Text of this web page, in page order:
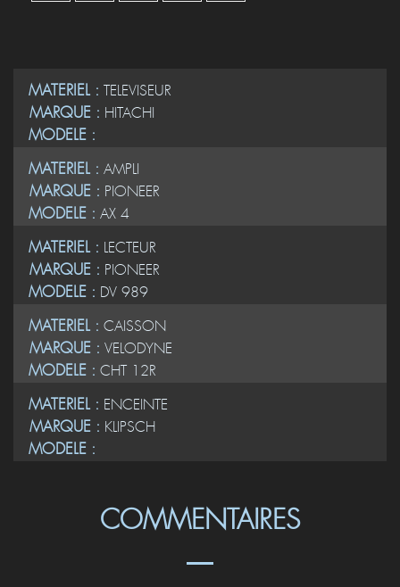
MATERIEL : TELEVISEUR
MARQUE : HITACHI
MODELE :
MATERIEL : AMPLI
MARQUE : PIONEER
MODELE : AX 4
MATERIEL : LECTEUR
MARQUE : PIONEER
MODELE : DV 989
MATERIEL : CAISSON
MARQUE : VELODYNE
MODELE : CHT 12R
MATERIEL : ENCEINTE
MARQUE : KLIPSCH
MODELE :
COMMENTAIRES